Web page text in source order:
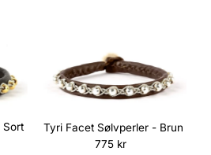
Sort
Tyri Facet Sølvperler - Brun
Normalpris
775 kr